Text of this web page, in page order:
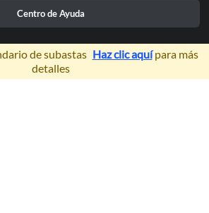
Centro de Ayuda
×
de subastas Haz clic aquípara más
detalles